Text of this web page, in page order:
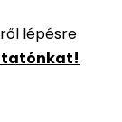
lépésre